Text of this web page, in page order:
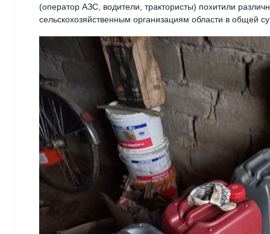
(оператор АЗС, водители, трактористы) похитили
сельскохозяйственным организациям области в общей